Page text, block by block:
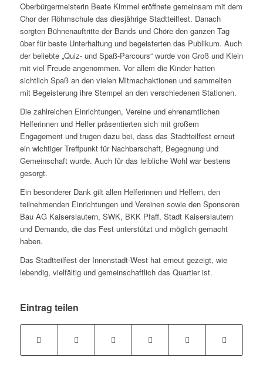
Oberbürgermeisterin Beate Kimmel eröffnete gemeinsam mit dem
Chor der Röhmschule das diesjährige Stadtteilfest. Danach
sorgten Bühnenauftritte der Bands und Chöre den ganzen Tag
über für beste Unterhaltung und begeisterten das Publikum. Auch
der beliebte „Quiz- und Spaß-Parcours“ wurde von Groß und Klein
mit viel Freude angenommen. Vor allem die Kinder hatten
sichtlich Spaß an den vielen Mitmachaktionen und sammelten
mit Begeisterung ihre Stempel an den verschiedenen Stationen.
Die zahlreichen Einrichtungen, Vereine und ehrenamtlichen
Helferinnen und Helfer präsentierten sich mit großem
Engagement und trugen dazu bei, dass das Stadtteilfest erneut
ein wichtiger Treffpunkt für Nachbarschaft, Begegnung und
Gemeinschaft wurde. Auch für das leibliche Wohl war bestens
gesorgt.
Ein besonderer Dank gilt allen Helferinnen und Helfern, den
teilnehmenden Einrichtungen und Vereinen sowie den Sponsoren
Bau AG Kaiserslautern, SWK, BKK Pfaff, Stadt Kaiserslautern
und Demando, die das Fest unterstützt und möglich gemacht
haben.
Das Stadtteilfest der Innenstadt-West hat erneut gezeigt, wie
lebendig, vielfältig und gemeinschaftlich das Quartier ist.
Eintrag teilen